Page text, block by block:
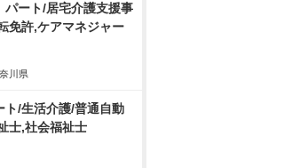
パート/居宅介護支援事
免許,ケアマネジャー
川県
ト/生活介護/普通自動
士,社会福祉士